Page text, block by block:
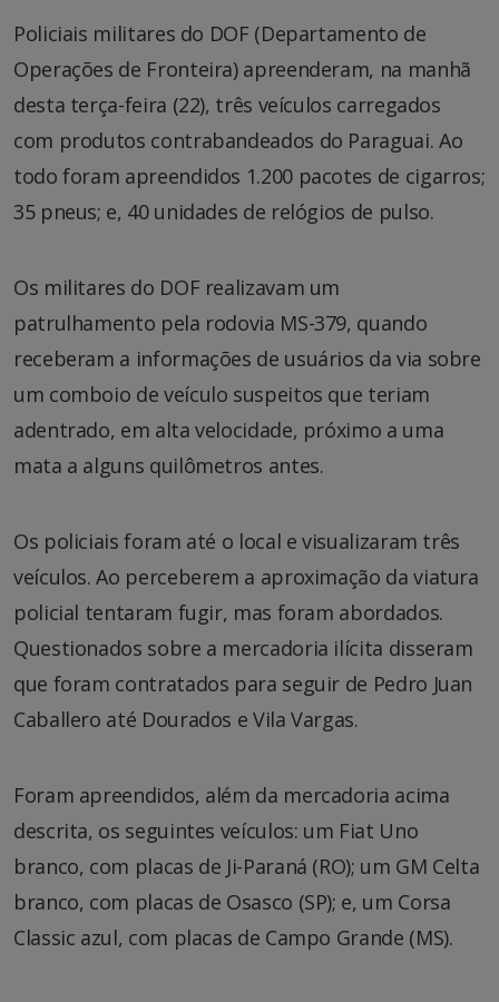
Policiais militares do DOF (Departamento de
Operações de Fronteira) apreenderam, na manhã
desta terça-feira (22), três veículos carregados
com produtos contrabandeados do Paraguai. Ao
todo foram apreendidos 1.200 pacotes de cigarros;
35 pneus; e, 40 unidades de relógios de pulso.
Os militares do DOF realizavam um
patrulhamento pela rodovia MS-379, quando
receberam a informações de usuários da via sobre
um comboio de veículo suspeitos que teriam
adentrado, em alta velocidade, próximo a uma
mata a alguns quilômetros antes.
Os policiais foram até o local e visualizaram três
veículos. Ao perceberem a aproximação da viatura
policial tentaram fugir, mas foram abordados.
Questionados sobre a mercadoria ilícita disseram
que foram contratados para seguir de Pedro Juan
Caballero até Dourados e Vila Vargas.
Foram apreendidos, além da mercadoria acima
descrita, os seguintes veículos: um Fiat Uno
branco, com placas de Ji-Paraná (RO); um GM Celta
branco, com placas de Osasco (SP); e, um Corsa
Classic azul, com placas de Campo Grande (MS).